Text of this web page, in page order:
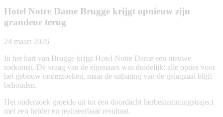
Hotel Notre Dame Brugge krijgt opnieuw zijn
grandeur terug
24 maart 2026
In het hart van Brugge krijgt Hotel Notre Dame een nieuwe
toekomst. De vraag van de eigenaars was duidelijk: alle opties voor
het gebouw onderzoeken, maar de uitbating van de gelagzaal blijft
behouden.
Het onderzoek groeide uit tot een doordacht herbestemmingstraject
met een helder en realiseerbaar resultaat.